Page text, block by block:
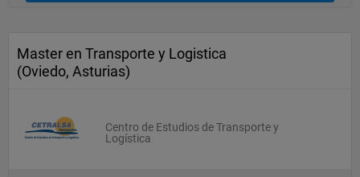
Master en Transporte y Logistica
(Oviedo, Asturias)
Centro de Estudios de Transporte y
Logística